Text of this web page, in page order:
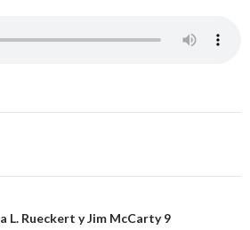
L. Rueckert y Jim McCarty 9